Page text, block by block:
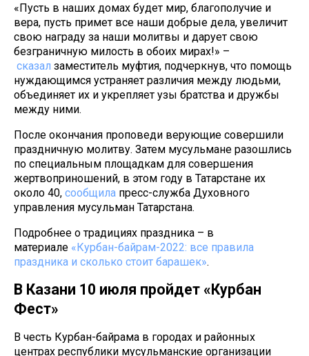
«Пусть в наших домах будет мир, благополучие и
вера, пусть примет все наши добрые дела, увеличит
свою награду за наши молитвы и дарует свою
безграничную милость в обоих мирах!» –
сказал заместитель муфтия, подчеркнув, что помощь
нуждающимся устраняет различия между людьми,
объединяет их и укрепляет узы братства и дружбы
между ними.
После окончания проповеди верующие совершили
праздничную молитву. Затем мусульмане разошлись
по специальным площадкам для совершения
жертвоприношений, в этом году в Татарстане их
около 40, сообщила пресс-служба Духовного
управления мусульман Татарстана.
Подробнее о традициях праздника – в
материале «Курбан-байрам-2022: все правила
праздника и сколько стоит барашек».
В Казани 10 июля пройдет «Курбан
Фест»
В честь Курбан-байрама в городах и районных
центрах республики мусульманские организации